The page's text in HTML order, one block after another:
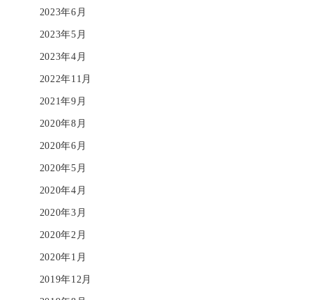
2023年6月
2023年5月
2023年4月
2022年11月
2021年9月
2020年8月
2020年6月
2020年5月
2020年4月
2020年3月
2020年2月
2020年1月
2019年12月